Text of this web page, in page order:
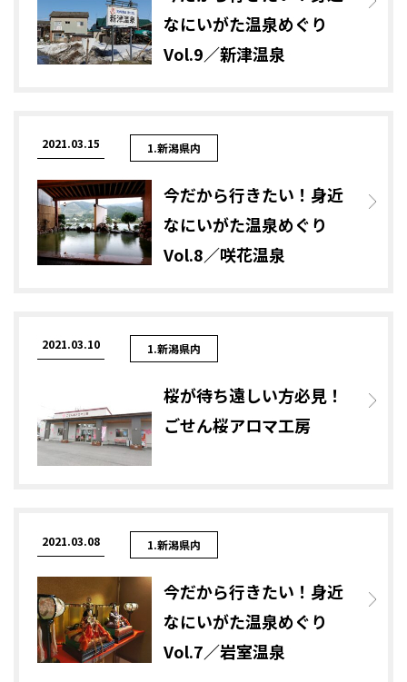
なにいがた温泉めぐり
Vol.9／新津温泉
2021.03.15 1.新潟県内
今だから行きたい！身近
なにいがた温泉めぐり
Vol.8／咲花温泉
2021.03.10 1.新潟県内
桜が待ち遠しい方必見！
ごせん桜アロマ工房
2021.03.08 1.新潟県内
今だから行きたい！身近
なにいがた温泉めぐり
Vol.7／岩室温泉